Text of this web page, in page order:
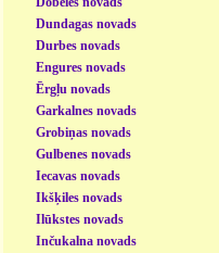
Dundagas novads
Durbes novads
Engures novads
Ērgļu novads
Garkalnes novads
Grobiņas novads
Gulbenes novads
Iecavas novads
Ikšķiles novads
Ilūkstes novads
Inčukalna novads